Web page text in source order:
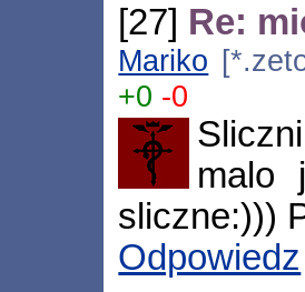
[27] Re:
Mariko
+0 -0
malo
sliczne:)))
Odpowiedz